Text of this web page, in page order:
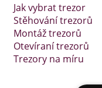
Jak vybrat trezor
Stěhování trezorů
Montáž trezorů
Otevíraní trezorů
Trezory na míru